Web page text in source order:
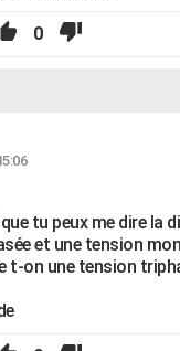
0
tu peux me dire la
et une tension
t-on une tension